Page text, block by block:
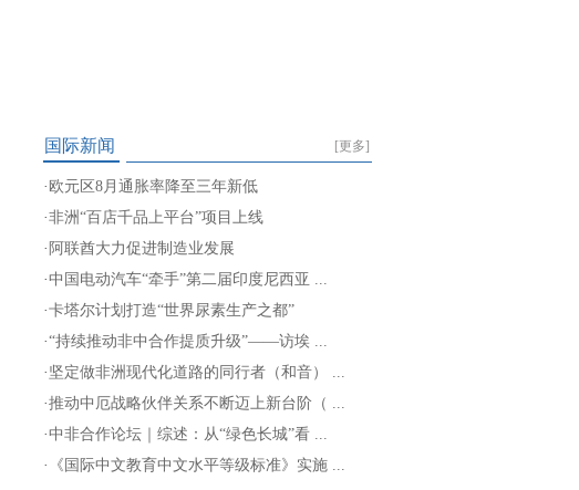
[更多]
国际新闻
· 欧元区8月通胀率降至三年新低
·非洲“百店千品上平台”项目上线
· 阿联酋大力促进制造业发展
·中国电动汽车“牵手”第二届印度尼西亚 ...
·卡塔尔计划打造“世界尿素生产之都”
·“持续推动非中合作提质升级”——访埃 ...
· 坚定做非洲现代化道路的同行者（和音） ...
·推动中厄战略伙伴关系不断迈上新台阶（ ...
·中非合作论坛｜综述：从“绿色长城”看 ...
· 《国际中文教育中文水平等级标准》实施 ...